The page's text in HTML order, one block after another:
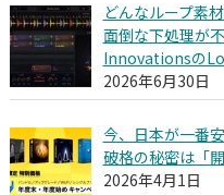
どんなループ素
面倒な下処理が
Innovationsの
2026年6月30日
今、日本が一番
破格の秘密は「
2026年4月1日